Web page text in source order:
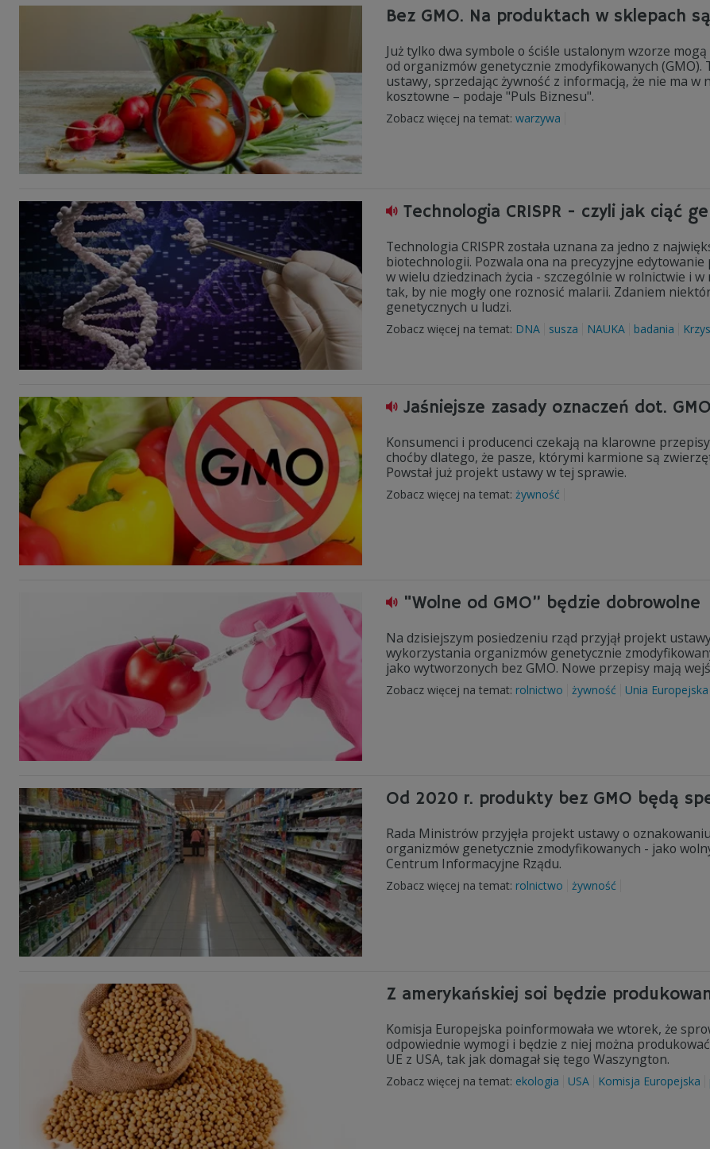
Bez GMO. Na produktach w sklepach
Już tylko dwa symbole o ściśle ustalonym wzorze
od organizmów genetycznie zmodyfikowanych
ustawy, sprzedając żywność z informacją, że nie ma
kosztowne – podaje "Puls Biznesu".
Zobacz więcej na temat: warzywa
Technologia CRISPR - czyli jak ciąć
Technologia CRISPR została uznana za jedno z
biotechnologii. Pozwala ona na precyzyjne
w wielu dziedzinach życia - szczególnie w rolnictwie i
tak, by nie mogły one roznosić malarii. Zdaniem
genetycznych u ludzi.
Zobacz więcej na temat: DNA susza NAUKA badania
Jaśniejsze zasady oznaczeń dot.
Konsumenci i producenci czekają na klarowne
choćby dlatego, że pasze, którymi karmione są
Powstał już projekt ustawy w tej sprawie.
Zobacz więcej na temat: żywność
"Wolne od GMO” będzie dobrowolne
Na dzisiejszym posiedzeniu rząd przyjął projekt
wykorzystania organizmów genetycznie
jako wytworzonych bez GMO. Nowe przepisy mają
Zobacz więcej na temat: rolnictwo żywność Unia Europejska
Od 2020 r. produkty bez GMO będą
Rada Ministrów przyjęła projekt ustawy o
organizmów genetycznie zmodyfikowanych - jako
Centrum Informacyjne Rządu.
Zobacz więcej na temat: rolnictwo żywność
Z amerykańskiej soi będzie
Komisja Europejska poinformowała we wtorek, że
odpowiednie wymogi i będzie z niej można
UE z USA, tak jak domagał się tego Waszyngton.
Zobacz więcej na temat: ekologia USA Komisja Europejska